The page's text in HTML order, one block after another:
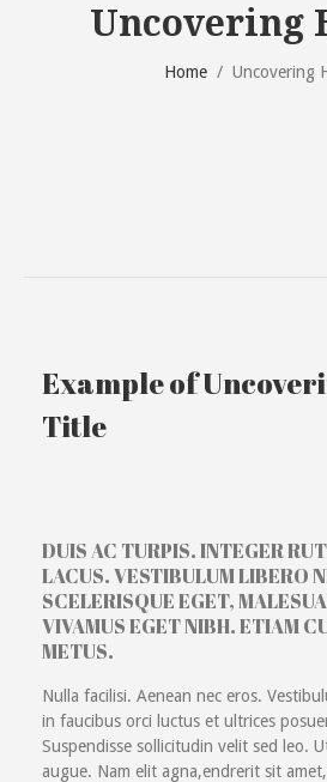
Uncovering
Home / Uncovering
Example of
Title
DUIS AC TURPIS. INTEGER
LACUS. VESTIBULUM LIBERO
SCELERISQUE EGET,
VIVAMUS EGET NIBH. ETIAM
METUS.
Nulla facilisi. Aenean nec eros.
in faucibus orci luctus et ultrices
Suspendisse sollicitudin velit sed leo.
augue. Nam elit agna,endrerit sit